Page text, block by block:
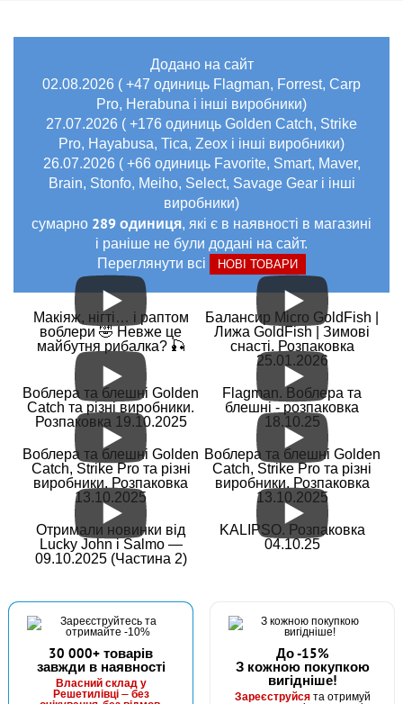
Додано на сайт
02.08.2026 ( +47 одиниць Flagman, Forrest, Carp
Pro, Herabuna і інші виробники)
27.07.2026 ( +176 одиниць Golden Catch, Strike
Pro, Hayabusa, Tica, Zeox і інші виробники)
26.07.2026 ( +66 одиниць Favorite, Smart, Maver,
Brain, Stonfo, Meiho, Select, Savage Gear і інші
виробники)
сумарно 289 одиниця, які є в наявності в магазині
і раніше не були додані на сайт.
Переглянути всі
НОВІ ТОВАРИ
Макіяж, нігті… і раптом
воблери 🤣 Невже це
майбутня рибалка? 🎣
Балансир Micro GoldFish |
Лижа GoldFish | Зимові
снасті. Розпаковка
25.01.2026
Воблера та блешні Golden
Catch та різні виробники.
Розпаковка 19.10.2025
Flagman. Воблера та
блешні - розпаковка
18.10.25
Воблера та блешні Golden
Catch, Strike Pro та різні
виробники. Розпаковка
13.10.2025
Воблера та блешні Golden
Catch, Strike Pro та різні
виробники. Розпаковка
13.10.2025
Отримали новинки від
Lucky John і Salmo —
09.10.2025 (Частина 2)
KALIPSO. Розпаковка
04.10.25
30 000+ товарів
завжди в наявності
Власний склад у
Решетилівці — без
До -15%
З кожною покупкою
вигідніше!
Зареєструйсята отримуй